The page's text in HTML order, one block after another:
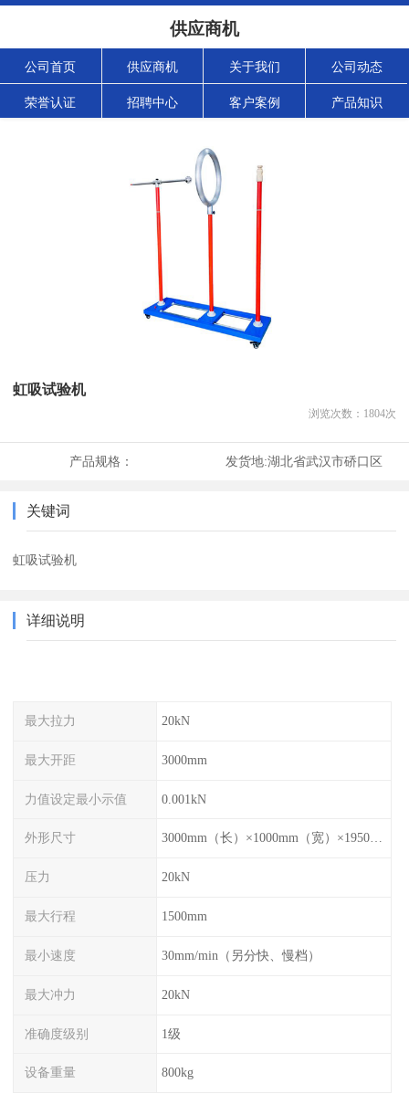
供应商机
公司首页 供应商机 关于我们 公司动态
荣誉认证 招聘中心 客户案例 产品知识
虹吸试验机
浏览次数： 1804次
产品规格： 发货地:湖北省武汉市硚口区
关键词
虹吸试验机
详细说明
最大拉力 20kN
最大开距 3000mm
力值设定最小示值 0.001kN
外形尺寸 3000mm（长）×1000mm（宽）×1950mm（高）
压力 20kN
最大行程 1500mm
最小速度 30mm/min（另分快、慢档）
最大冲力 20kN
准确度级别 1级
设备重量 800kg